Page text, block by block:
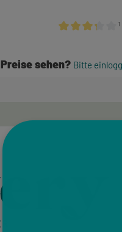
¹
Preise sehen? Bitte